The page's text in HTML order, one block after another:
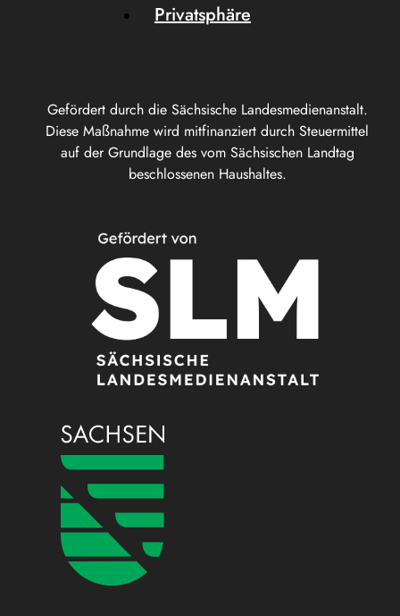
Gefördert durch die Sächsische Landesmedienanstalt.
Diese Maßnahme wird mitfinanziert durch Steuermittel
auf der Grundlage des vom Sächsischen Landtag
beschlossenen Haushaltes.
Privatsphäre